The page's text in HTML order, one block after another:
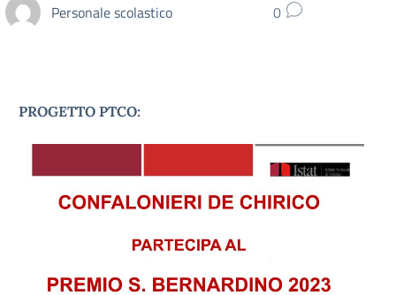
Personale scolastico 0
PROGETTO PTCO: